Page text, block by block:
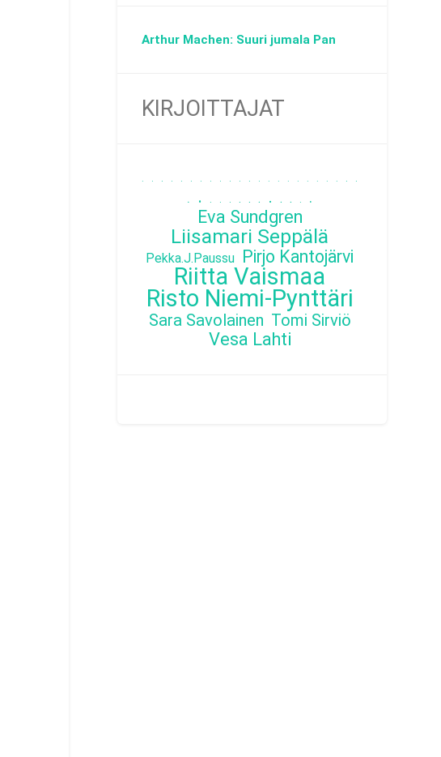
Arthur Machen: Suuri jumala Pan
KIRJOITTAJAT
. . . . . . . . . . . . . . . . . . . . . . .
. . . . . . . . . .
Eva Sundgren
Liisamari Seppälä
Pekka.J.Paussu Pirjo Kantojärvi
Riitta Vaismaa
Risto Niemi-Pynttäri
Sara Savolainen Tomi Sirviö
Vesa Lahti